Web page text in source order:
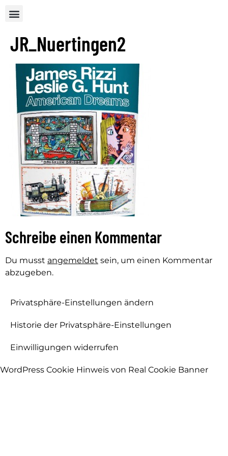
JR_Nuertingen2
Schreibe einen Kommentar
Du musst angemeldet sein, um einen Kommentar
abzugeben.
Privatsphäre-Einstellungen ändern
Historie der Privatsphäre-Einstellungen
Einwilligungen widerrufen
WordPress Cookie Hinweis von Real Cookie Banner